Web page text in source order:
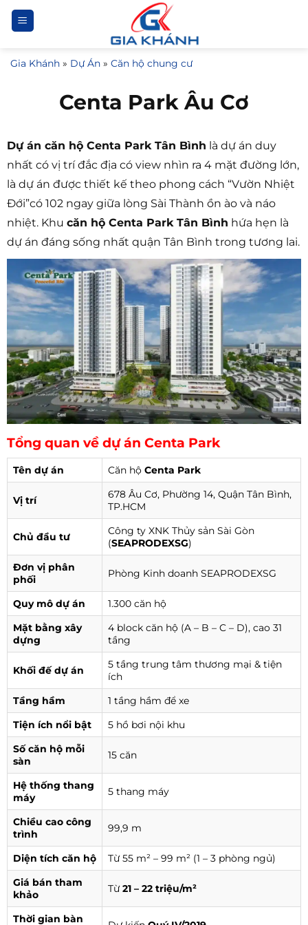
Bỏ
qua
dung
Gia Khánh » Dự Án » Căn hộ chung cư
Centa Park Âu Cơ
Dự án căn hộ Centa Park Tân Bình là dự án duy
nhất có vị trí đắc địa có view nhìn ra 4 mặt đường lớn,
là dự án được thiết kế theo phong cách “Vườn Nhiệt
Đới”có 102 ngay giữa lòng Sài Thành ồn ào và náo
nhiệt. Khu căn hộ Centa Park Tân Bình hứa hẹn là
dự án đáng sống nhất quận Tân Bình trong tương lai.
Tổng quan về dự án Centa Park
Tên dự án Căn hộ Centa Park
Vị trí
678 Âu Cơ, Phường 14, Quận Tân Bình,
TP.HCM
Chủ đầu tư
Công ty XNK Thủy sản Sài Gòn
(SEAPRODEXSG)
Đơn vị phân
phối
Phòng Kinh doanh SEAPRODEXSG
Quy mô dự án
1.300 căn hộ
Mặt bằng xây
dựng
4 block căn hộ (A – B – C – D), cao 31
tầng
Khối đế dự án
5 tầng trung tâm thương mại & tiện
ích
Tầng hầm
1 tầng hầm để xe
Tiện ích nổi bật
5 hồ bơi nội khu
Số căn hộ mỗi
sàn
15 căn
Hệ thống thang
máy
5 thang máy
Chiều cao công
trình
99,9 m
Diện tích căn hộ
Từ 55 m² – 99 m² (1 – 3 phòng ngủ)
Giá bán tham
khảo
Từ21 – 22 triệu/m²
Thời gian bàn